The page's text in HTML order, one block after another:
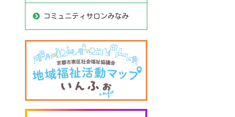
コミュニティサロンみなみ